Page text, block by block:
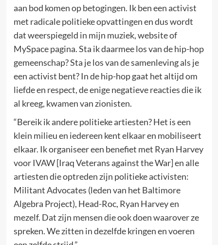
aan bod komen op betogingen. Ik ben een activist
met radicale politieke opvattingen en dus wordt
dat weerspiegeld in mijn muziek, website of
MySpace pagina. Sta ik daarmee los van de hip-hop
gemeenschap? Sta je los van de samenleving als je
een activist bent? In de hip-hop gaat het altijd om
liefde en respect, de enige negatieve reacties die ik
al kreeg, kwamen van zionisten.
“Bereik ik andere politieke artiesten? Het is een
klein milieu en iedereen kent elkaar en mobiliseert
elkaar. Ik organiseer een benefiet met Ryan Harvey
voor IVAW [Iraq Veterans against the War] en alle
artiesten die optreden zijn politieke activisten:
Militant Advocates (leden van het Baltimore
Algebra Project), Head-Roc, Ryan Harvey en
mezelf. Dat zijn mensen die ook doen waarover ze
spreken. We zitten in dezelfde kringen en voeren